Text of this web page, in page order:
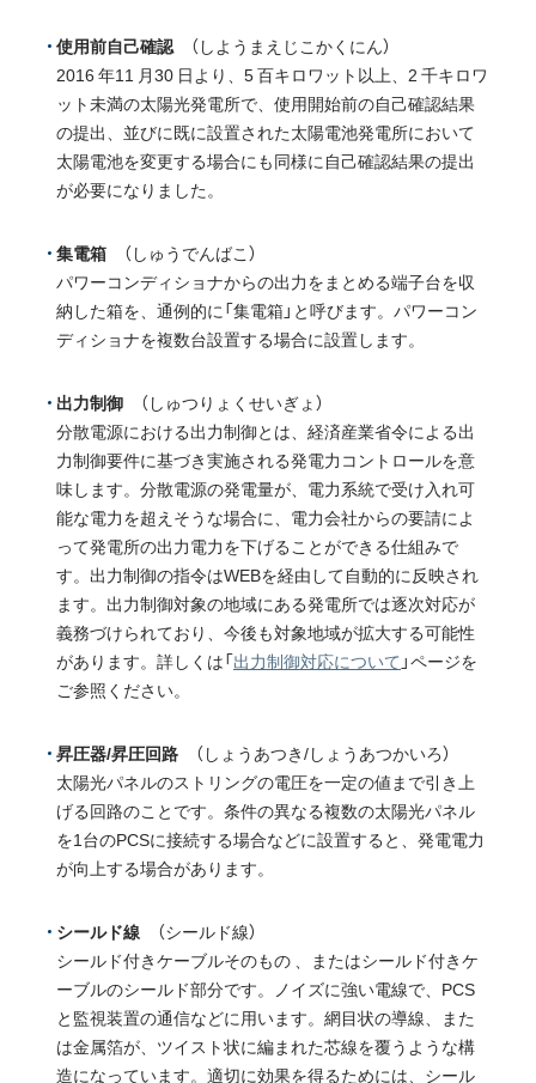
使用前自己確認 （しようまえじこかくにん）
2016 年11 月30 日より、5 百キロワット以上、2 千キロワ
ット未満の太陽光発電所で、使用開始前の自己確認結果
の提出、並びに既に設置された太陽電池発電所において
太陽電池を変更する場合にも同様に自己確認結果の提出
が必要になりました。
集電箱 （しゅうでんばこ）
パワーコンディショナからの出力をまとめる端子台を収
納した箱を、通例的に「集電箱」と呼びます。パワーコン
ディショナを複数台設置する場合に設置します。
出力制御 （しゅつりょくせいぎょ）
分散電源における出力制御とは、経済産業省令による出
力制御要件に基づき実施される発電力コントロールを意
味します。分散電源の発電量が、電力系統で受け入れ可
能な電力を超えそうな場合に、電力会社からの要請によ
って発電所の出力電力を下げることができる仕組みで
す。出力制御の指令はWEBを経由して自動的に反映され
ます。出力制御対象の地域にある発電所では逐次対応が
義務づけられており、今後も対象地域が拡大する可能性
があります。詳しくは「出力制御対応について 」ページを
ご参照ください。
昇圧器/昇圧回路 （しょうあつき/しょうあつかいろ）
太陽光パネルのストリングの電圧を一定の値まで引き上
げる回路のことです。条件の異なる複数の太陽光パネル
を1台のPCSに接続する場合などに設置すると、発電電力
が向上する場合があります。
シールド線 （シールド線）
シールド付きケーブルそのもの 、またはシールド付きケ
ーブルのシールド部分です。ノイズに強い電線で、PCS
と監視装置の通信などに用います。網目状の導線、また
は金属箔が、ツイスト状に編まれた芯線を覆うような構
造になっています。適切に効果を得るためには、シール